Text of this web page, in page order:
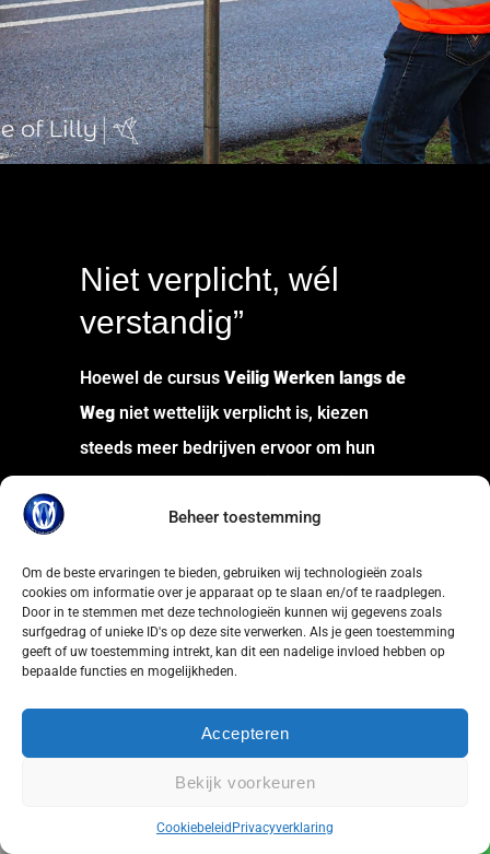
Beheer toestemming
Om de beste ervaringen te bieden, gebruiken wij technologieën zoals
cookies om informatie over je apparaat op te slaan en/of te raadplegen.
Door in te stemmen met deze technologieën kunnen wij gegevens zoals
surfgedrag of unieke ID's op deze site verwerken. Als je geen toestemming
geeft of uw toestemming intrekt, kan dit een nadelige invloed hebben op
bepaalde functies en mogelijkheden.
Accepteren
Bekijk voorkeuren
Cookiebeleid Privacyverklaring
Niet verplicht, wél
verstandig”
Hoewel de cursus Veilig Werken langs de
Weg niet wettelijk verplicht is, kiezen
steeds meer bedrijven ervoor om hun
medewerkers wél te trainen. Logisch:
goed opgeleide medewerkers herkennen
voorkomen ongevallen. Met de juiste
kennis werk je niet alleen veiliger, maar
voldoe je ook direct aan de eisen van
Niet verplicht dus — maar wel dé slimme
keuze voor iedere organisatie die
veiligheid serieus neemt.
Vraag een offerte aan